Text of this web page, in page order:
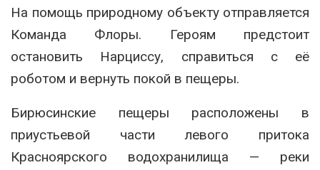
На помощь природному объекту отправляется
Команда Флоры. Героям предстоит
остановить Нарциссу, справиться с её
роботом и вернуть покой в пещеры.
Бирюсинские пещеры расположены в
приустьевой части левого притока
Красноярского водохранилища — реки